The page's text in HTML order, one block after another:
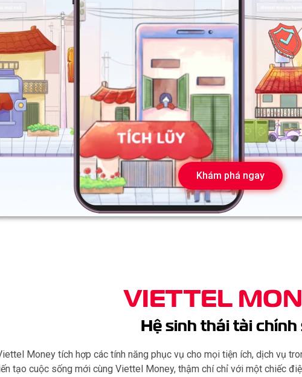
Khám phá ngay
VIETTEL
Hệ sinh thái tài chính
Money tích hợp các tính năng phục vụ cho mọi tiện ích, dịch vụ
tạo cuộc sống mới cùng Viettel Money, thậm chí chỉ với một chiếc